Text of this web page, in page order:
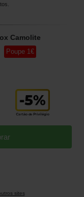
Camolite
Poupe 1€
sites